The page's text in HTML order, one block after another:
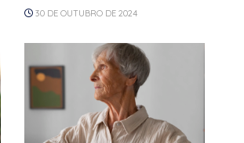
30 DE OUTUBRO DE 2024